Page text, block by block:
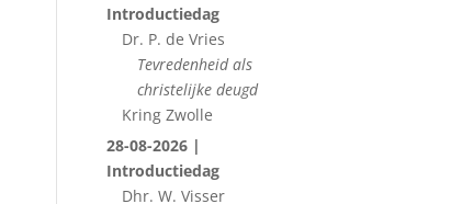
Introductiedag
Dr. P. de Vries
Tevredenheid als
christelijke deugd
Kring Zwolle
28-08-2026 |
Introductiedag
Dhr. W. Visser